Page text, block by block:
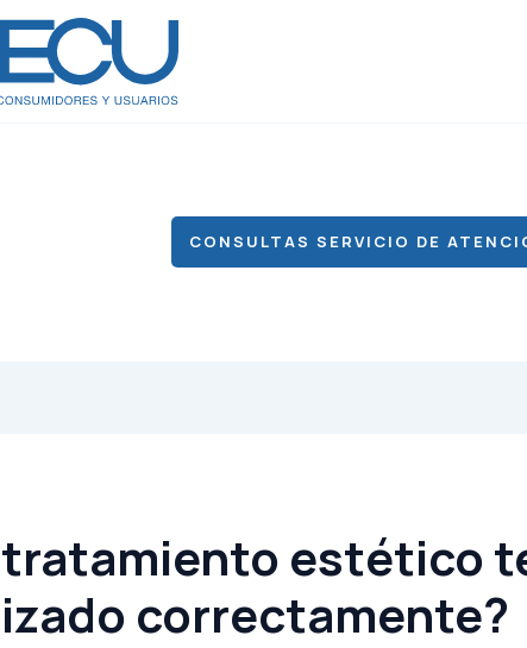
CONSULTAS SERVICIO DE
tratamiento estético
correctamente?